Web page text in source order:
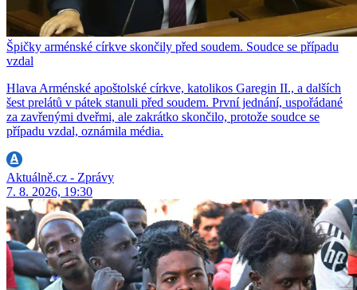
Špičky arménské církve skončily před soudem. Soudce se případu
vzdal
Hlava Arménské apoštolské církve, katolikos Garegin II., a dalších
šest prelátů v pátek stanuli před soudem. První jednání, uspořádané
za zavřenými dveřmi, ale zakrátko skončilo, protože soudce se
případu vzdal, oznámila média.
Aktuálně.cz - Zprávy
7. 8. 2026, 19:30